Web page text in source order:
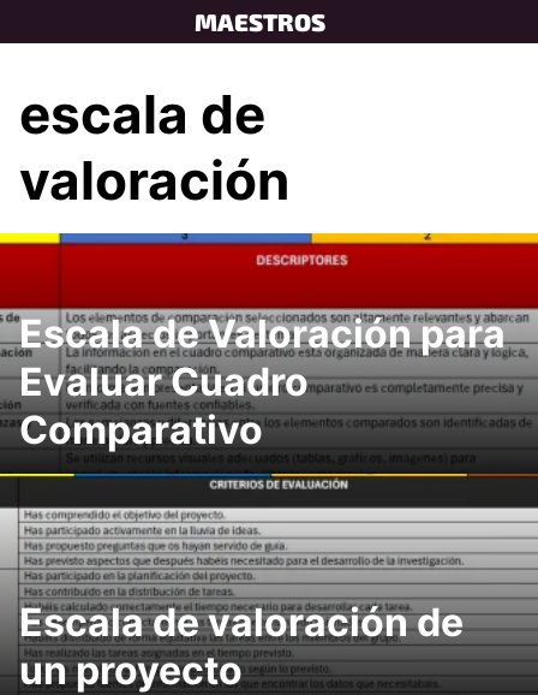
to
MAESTROS
escala de
valoración
Escala de Valoración para
Evaluar Cuadro
Comparativo
Escala de valoración de
un proyecto